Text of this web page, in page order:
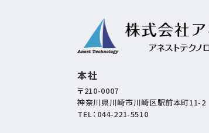
本社
〒210-0007
神奈川県川崎市川崎区駅前本町11-2
TEL： 044-221-5510